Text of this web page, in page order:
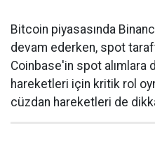
Bitcoin piyasasında
devam ederken, spot
Coinbase'in spot alımlara
hareketleri için kritik rol
cüzdan hareketleri de